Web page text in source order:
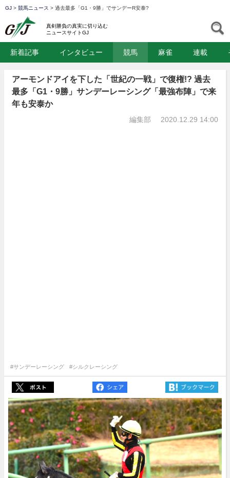
GJ > 競馬ニュース > 過去最多「G1・9勝」でサンデーR安泰?
真剣勝負の真実に切り込む
ニュースサイトGJ
新着記事 インタビュー 競馬 麻雀 連載
アーモンドアイを下した「世紀の一戦」で復権!? 過去
最多「G1・9勝」サンデーレーシング「最強布陣」で来
年も安泰か
編集部 2020.12.29 14:00
#サンデーレーシング #シルクレーシング